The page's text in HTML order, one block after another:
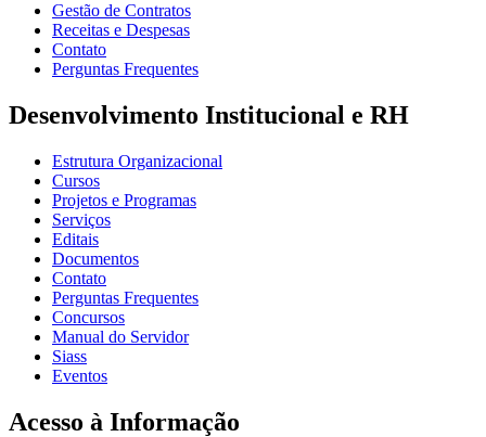
Gestão de Contratos
Receitas e Despesas
Contato
Perguntas Frequentes
Desenvolvimento Institucional e RH
Estrutura Organizacional
Cursos
Projetos e Programas
Serviços
Editais
Documentos
Contato
Perguntas Frequentes
Concursos
Manual do Servidor
Siass
Eventos
Acesso à Informação